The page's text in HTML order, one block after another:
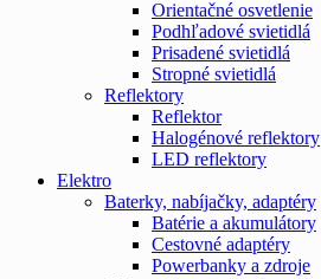
Orientačné osvetlenie
Podhľadové svietidlá
Prisadené svietidlá
Stropné svietidlá
Reflektory
Reflektor
Halogénové reflektory
LED reflektory
Elektro
Baterky, nabíjačky, adaptéry
Batérie a akumulátory
Cestovné adaptéry
Powerbanky a zdroje